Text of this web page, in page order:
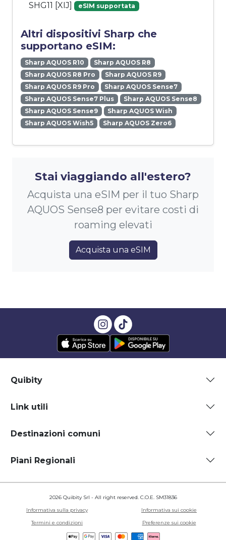
SHG11 [XIJ] eSIM supportata
Altri dispositivi Sharp che
supportano eSIM:
Sharp AQUOS R10
Sharp AQUOS R8
Sharp AQUOS R8 Pro
Sharp AQUOS R9
Sharp AQUOS R9 Pro
Sharp AQUOS Sense7
Sharp AQUOS Sense7 Plus
Sharp AQUOS Sense8
Sharp AQUOS Sense9
Sharp AQUOS Wish
Sharp AQUOS Wish5
Sharp AQUOS Zero6
Stai viaggiando all'estero?
Acquista una eSIM per il tuo Sharp
AQUOS Sense8 per evitare costi di
roaming elevati
Acquista una eSIM
Quibity
Link utili
Destinazioni comuni
Piani Regionali
2026 Quibity Srl - All right reserved. C.O.E. SM31836
Informativa sulla privacy
Informativa sui cookie
Termini e condizioni
Preferenze sui cookie